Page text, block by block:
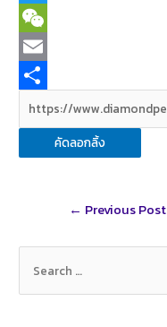
c
e
b
o
k
n
e
T
w
t
e
W
e
h
a
E
m
a
i
h
a
คัดลอกลิ้ง
← Previous Post